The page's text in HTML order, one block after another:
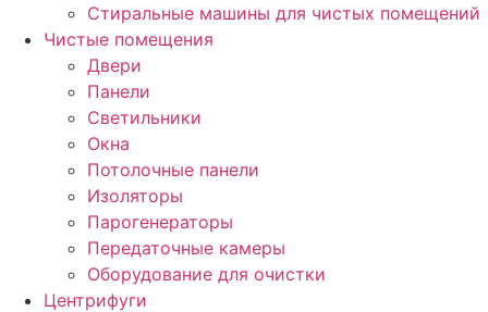
Стиральные машины для чистых помещений
Чистые помещения
Двери
Панели
Светильники
Окна
Потолочные панели
Изоляторы
Парогенераторы
Передаточные камеры
Оборудование для очистки
Центрифуги